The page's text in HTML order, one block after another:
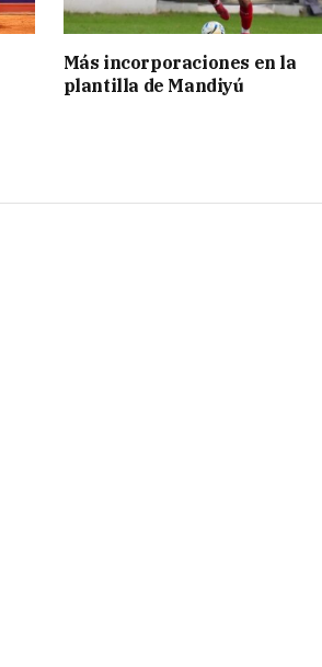
Más incorporaciones en la
plantilla de Mandiyú